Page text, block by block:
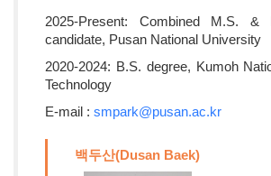
2025-Present: Combined M.S. &
candidate, Pusan National University
2020-2024: B.S. degree, Kumoh
Technology
E-mail : smpark@pusan.ac.kr
백두산(Dusan Baek)